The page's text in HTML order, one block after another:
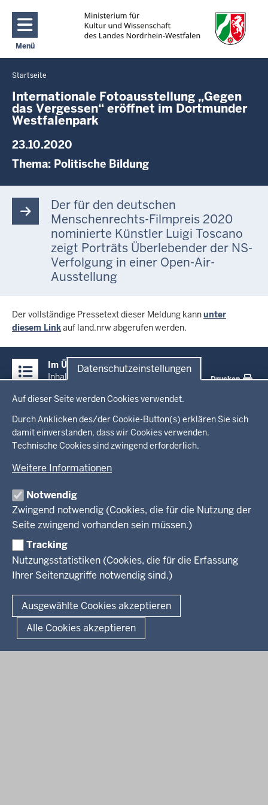
Datenschutzeinstellungen
Auf dieser Seite werden Cookies verwendet.
Durch Anklicken des/der Cookie-Button(s) erklären Sie sich
damit einverstanden, dass wir Cookies verwenden.
Technische Cookies sind zwingend erforderlich.
Weitere Informationen
Notwendig
Zwingend notwendig (Cookies, die für die Nutzung der
Seite zwingend vorhanden sein müssen.)
Tracking
Nutzungsstatistiken (Cookies, die für die Erfassung
Ihrer Seitenzugriffe notwendig sind.)
Ausgewählte Cookies akzeptieren
Alle Cookies akzeptieren
Direkt zum Inhalt
Menü
Navigation aktivieren/deaktivieren: Main Menu
Sie
befinden
sich
hier
Startseite
Internationale Fotoausstellung „Gegen
das Vergessen“ eröffnet im Dortmunder
Westfalenpark
23.10.2020
Thema: Politische Bildung
Der für den deutschen
Menschenrechts-Filmpreis 2020
nominierte Künstler Luigi Toscano
zeigt Porträts Überlebender der NS-
Verfolgung in einer Open-Air-
Ausstellung
Der vollständige Pressetext dieser Meldung kannunter
diesem Linkauf land.nrw abgerufen werden.
Inhalte
Im Überblick
Inhalt
Drucken
Menü
in
der
Fußzeile
Startseite
Ministerium
Leitung des Hauses
Organisation
Arbeitgeber Ministerium
Rechtsgrundlagen
Kultur
Wissenschaft, Forschung, Lehre und Studium
Presse
Service
Kontakt
Fußzeile
Datenschutz Erklärung zur Barrierefreiheit